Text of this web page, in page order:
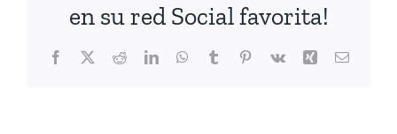
en su red Social favorita!